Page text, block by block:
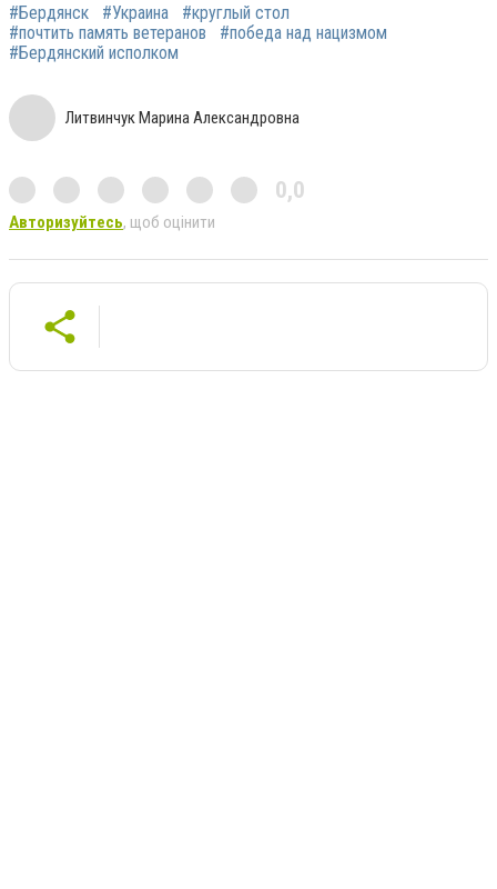
#Бердянск
#Украина
#круглый стол
#почтить память ветеранов
#победа над нацизмом
#Бердянский исполком
Литвинчук Марина Александровна
0,0
Авторизуйтесь, щоб оцінити